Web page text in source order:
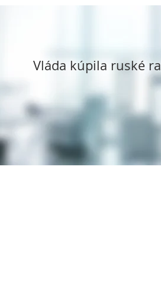
Vláda kúpila ruské